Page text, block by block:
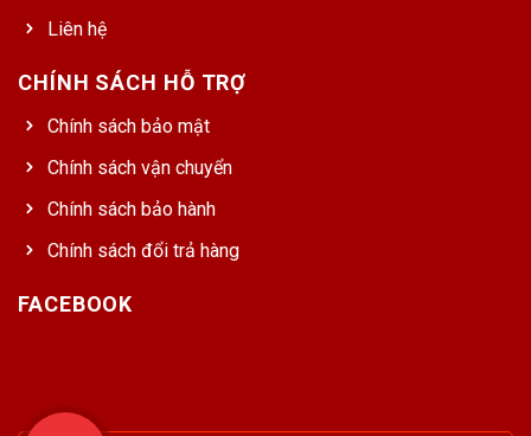
Liên hệ
CHÍNH SÁCH HỖ TRỢ
Chính sách bảo mật
Chính sách vận chuyển
Chính sách bảo hành
Chính sách đổi trả hàng
FACEBOOK